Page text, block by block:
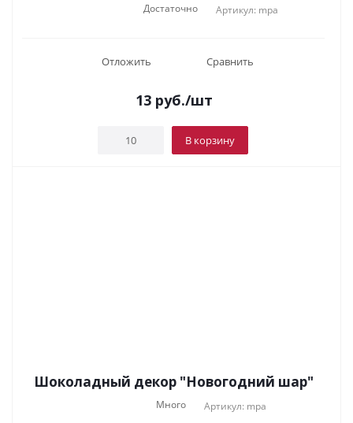
Достаточно Артикул: mpa
Отложить Сравнить
13руб./шт
В корзину
Шоколадный декор "Новогодний шар"
Много Артикул: mpa